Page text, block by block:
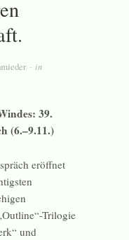
· in
39.
(6.–9.11.)
eröffnet
Trilogie
und